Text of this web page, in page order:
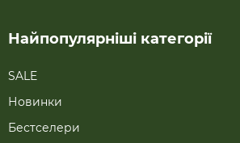
Найпопулярніші категорії
SALE
Новинки
Бестселери